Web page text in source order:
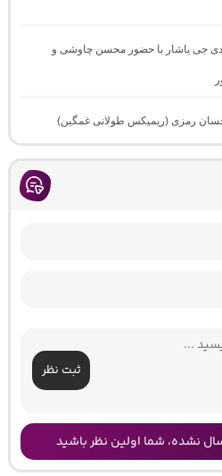
آهنگ ریمیکس زلزله 5 از دی جی یاشار با حضور محسن چاوشی و
ثبت نظر
نشده، شما اولین نظر باشید